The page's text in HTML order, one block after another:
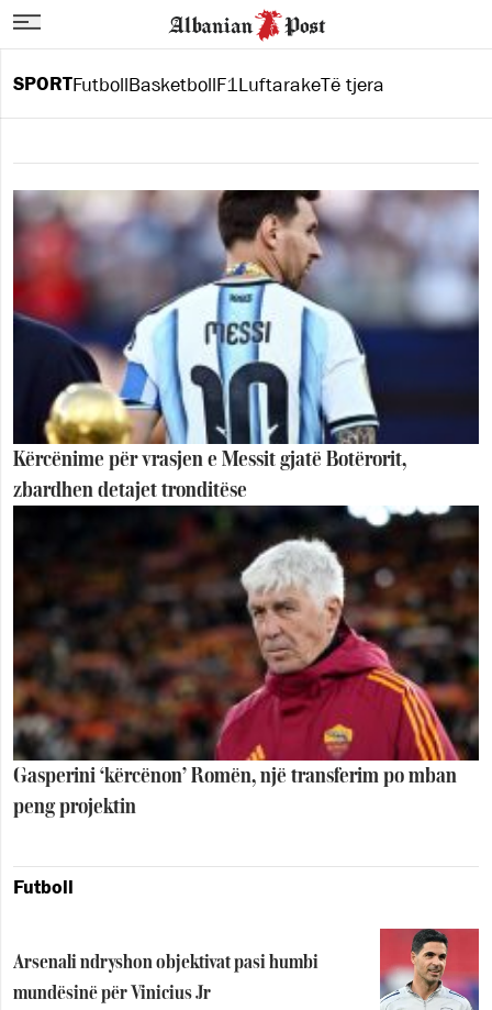
SPORTFutbollBasketbollF1 LuftarakeTë tjera
Kërcënime për vrasjen e Messit gjatë Botërorit,
zbardhen detajet tronditëse
Gasperini ‘kërcënon’ Romën, një transferim po mban
peng projektin
Futboll
Arsenali ndryshon objektivat pasi humbi
mundësinë për Vinicius Jr